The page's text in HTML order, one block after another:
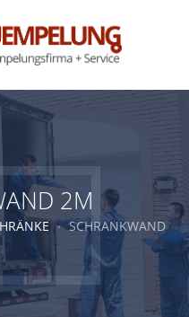
2M
SCHRANKWAND